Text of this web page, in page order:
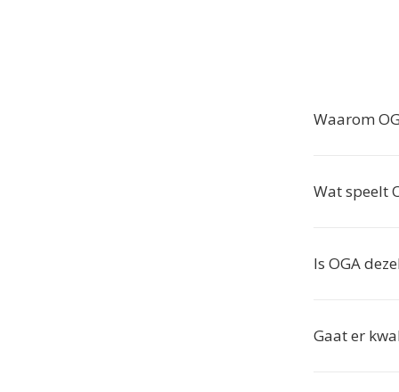
Waarom
Wat speelt
Is OGA
Gaat er